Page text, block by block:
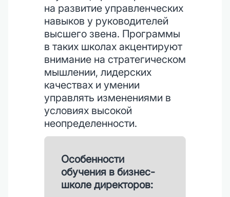
на развитие управленческих
навыков у руководителей
высшего звена. Программы
в таких школах акцентируют
внимание на стратегическом
мышлении, лидерских
качествах и умении
управлять изменениями в
условиях высокой
неопределенности.
Особенности
обучения в бизнес-
школе директоров: